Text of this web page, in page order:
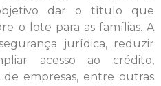
dar o título que
o lote para as famílias. A
jurídica, reduzir
acesso ao crédito,
empresas, entre outras